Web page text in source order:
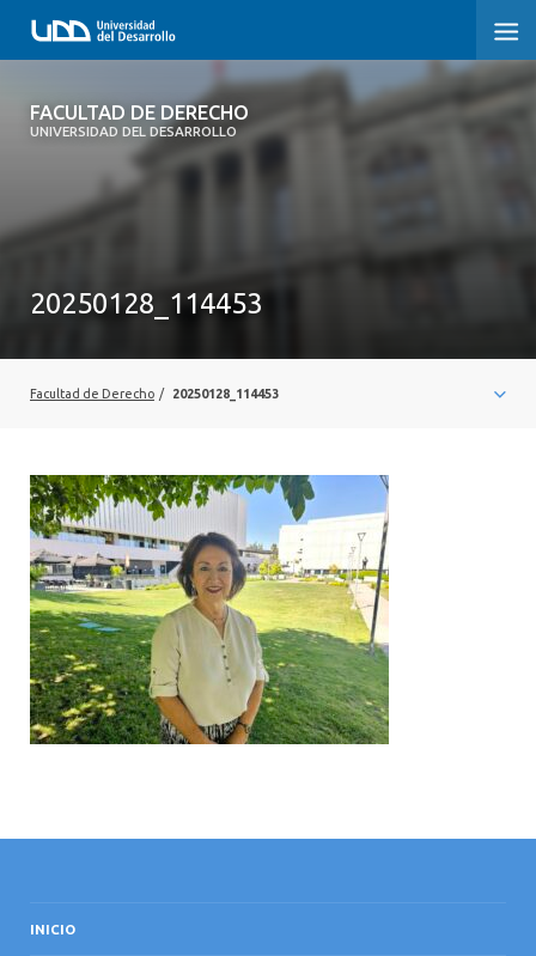
FACULTAD DE DERECHO
UNIVERSIDAD DEL DESARROLLO
FACULTAD DE DERECHO
SOBRE LA FACULTAD
VINCULACIÓN CON EL MEDIO
INTERNACIONAL
20250128_114453
Facultad de Derecho / 20250128_114453
INICIO